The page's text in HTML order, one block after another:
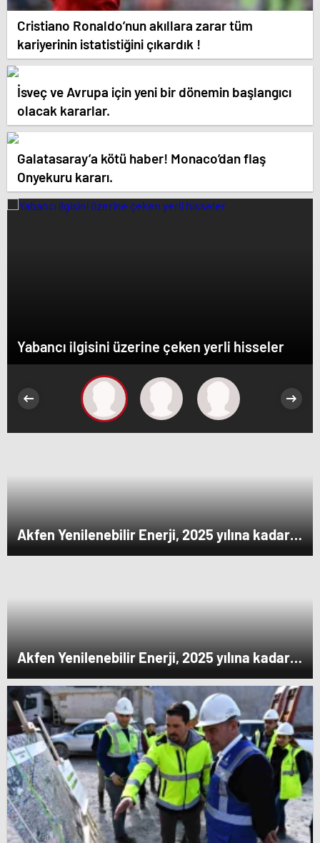
Cristiano Ronaldo’nun akıllara zarar tüm
kariyerinin istatistiğini çıkardık !
İsveç ve Avrupa için yeni bir dönemin başlangıcı
olacak kararlar.
Galatasaray’a kötü haber! Monaco’dan flaş
Onyekuru kararı.
Yabancı ilgisini üzerine çeken yerli hisseler
Akfen Yenilenebilir Enerji, 2025 yılına kadar
kurulu gücünü 1200 megavata çıkarmayı
Akfen Yenilenebilir Enerji, 2025 yılına kadar
kurulu gücünü 1200 megavata çıkarmayı
hedefliyor